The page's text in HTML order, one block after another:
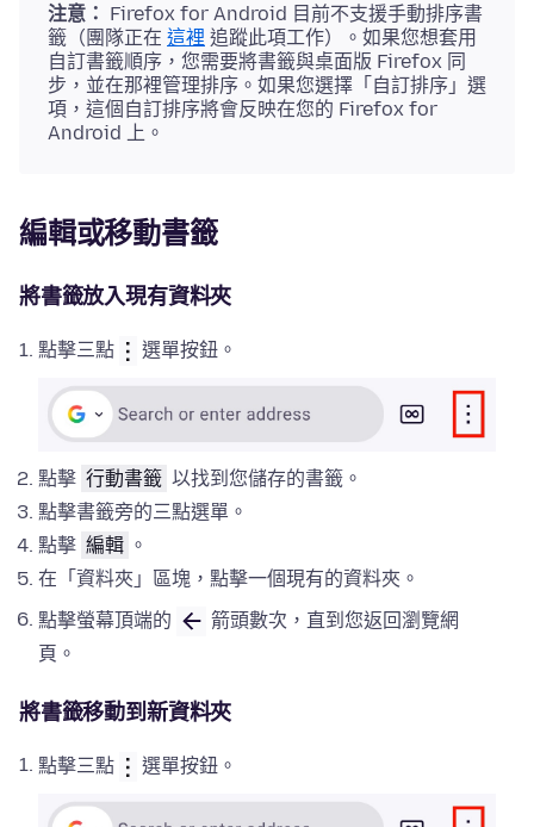
注意： Firefox for Android 目前不支援手動排序書
籤（團隊正在 這裡 追蹤此項工作）。如果您想套用
自訂書籤順序，您需要將書籤與桌面版 Firefox 同
步，並在那裡管理排序。如果您選擇「自訂排序」選
項，這個自訂排序將會反映在您的 Firefox for
Android 上。
編輯或移動書籤
將書籤放入現有資料夾
點擊三點 選單按鈕。
點擊 行動書籤 以找到您儲存的書籤。
點擊書籤旁的三點選單。
點擊 編輯 。
在「資料夾」區塊，點擊一個現有的資料夾。
點擊螢幕頂端的
箭頭數次，直到您返回瀏覽網
頁。
將書籤移動到新資料夾
點擊三點 選單按鈕。